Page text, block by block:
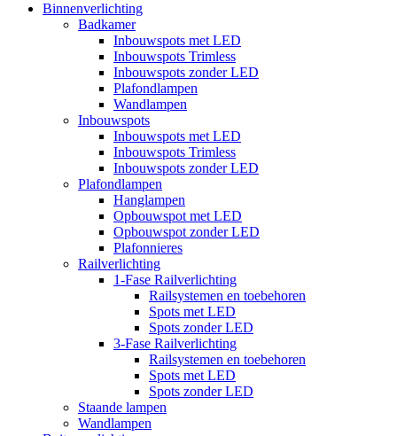
Binnenverlichting
Badkamer
Inbouwspots met LED
Inbouwspots Trimless
Inbouwspots zonder LED
Plafondlampen
Wandlampen
Inbouwspots
Inbouwspots met LED
Inbouwspots Trimless
Inbouwspots zonder LED
Plafondlampen
Hanglampen
Opbouwspot met LED
Opbouwspot zonder LED
Plafonnieres
Railverlichting
1-Fase Railverlichting
Railsystemen en toebehoren
Spots met LED
Spots zonder LED
3-Fase Railverlichting
Railsystemen en toebehoren
Spots met LED
Spots zonder LED
Staande lampen
Wandlampen